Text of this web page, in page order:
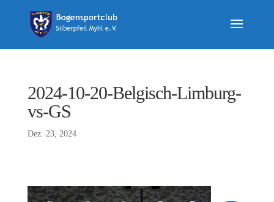
2024-10-20-Belgisch-Limburg-
vs-GS
Dez. 23, 2024